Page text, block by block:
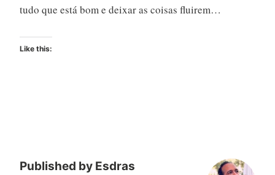
tudo que está bom e deixar as coisas fluirem…
Like this:
Published by Esdras